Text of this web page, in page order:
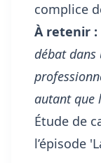
complice
À retenir :
débat
autant que
Étude de
l’épisode